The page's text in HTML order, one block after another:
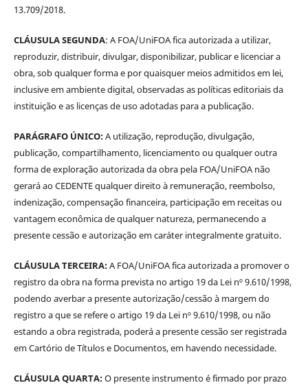
13.709/2018.
CLÁUSULA SEGUNDA: A FOA/UniFOA fica autorizada a utilizar,
reproduzir, distribuir, divulgar, disponibilizar, publicar e licenciar a
obra, sob qualquer forma e por quaisquer meios admitidos em lei,
inclusive em ambiente digital, observadas as políticas editoriais da
instituição e as licenças de uso adotadas para a publicação.
PARÁGRAFO ÚNICO:A utilização, reprodução, divulgação,
publicação, compartilhamento, licenciamento ou qualquer outra
forma de exploração autorizada da obra pela FOA/UniFOA não
gerará ao CEDENTE qualquer direito à remuneração, reembolso,
indenização, compensação financeira, participação em receitas ou
vantagem econômica de qualquer natureza, permanecendo a
presente cessão e autorização em caráter integralmente gratuito.
CLÁUSULA TERCEIRA:A FOA/UniFOA fica autorizada a promover o
registro da obra na forma prevista no artigo 19 da Lei nº 9.610/1998,
podendo averbar a presente autorização/cessão à margem do
registro a que se refere o artigo 19 da Lei nº 9.610/1998, ou não
estando a obra registrada, poderá a presente cessão ser registrada
em Cartório de Títulos e Documentos, em havendo necessidade.
CLÁUSULA QUARTA:O presente instrumento é firmado por prazo